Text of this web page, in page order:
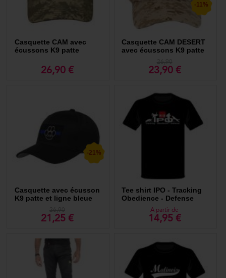
Casquette CAM avec
écussons K9 patte
26,90 €
Casquette CAM DESERT
avec écussons K9 patte
-11%
23,90 €
Casquette avec écusson
K9 patte et ligne bleue
-21%
21,25 €
Tee shirt IPO - Tracking
Obedience - Defense
A partir de
14,95 €